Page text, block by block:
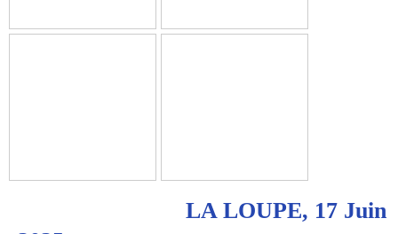
LA LOUPE, 17 Juin